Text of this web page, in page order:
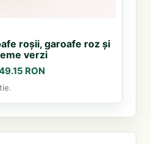
roșii, garoafe roz și
verzi
RON